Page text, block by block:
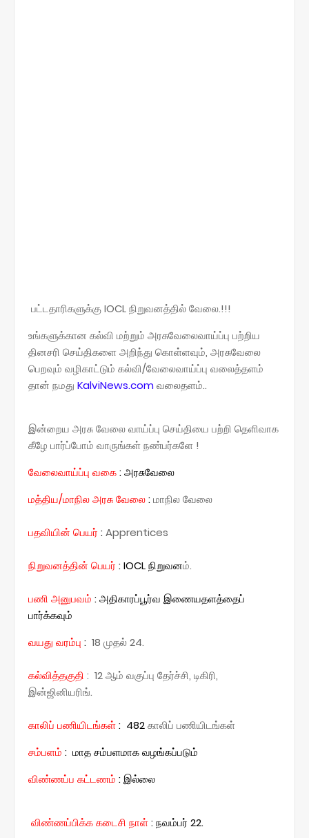
பட்டதாரிகளுக்கு IOCL நிறுவனத்தில் வேலை.!!!
உங்களுக்கான கல்வி மற்றும் அரசுவேலைவாய்ப்பு பற்றிய
தினசரி செய்திகளை அறிந்து கொள்ளவும், அரசுவேலை
பெறவும் வழிகாட்டும் கல்வி/வேலைவாய்ப்பு வலைத்தளம்
தான் நமது KalviNews.comவலைதளம்..
இன்றைய அரசு வேலை வாய்ப்பு செய்தியை பற்றி தெளிவாக
கீழே பார்ப்போம் வாருங்கள் நண்பர்களே !
வேலைவாய்ப்பு வகை:அரசுவேலை
மத்திய/மாநில அரசு வேலை:மாநில வேலை
பதவியின் பெயர் :Apprentices
நிறுவனத்தின் பெயர் :IOCL நிறுவனம்.
பணி அனுபவம் : அதிகாரப்பூர்வ இணையதளத்தைப்
பார்க்கவும்
வயது வரம்பு : 18 முதல் 24.
கல்வித்தகுதி : 12 ஆம் வகுப்பு தேர்ச்சி, டிகிரி,
இன்ஜினியரிங்.
காலிப் பணியிடங்கள்: 482காலிப் பணியிடங்கள்
சம்பளம் : மாத சம்பளமாக வழங்கப்படும்
விண்ணப்ப கட்டணம் : இல்லை
விண்ணப்பிக்க கடைசி நாள்: நவம்பர் 22.